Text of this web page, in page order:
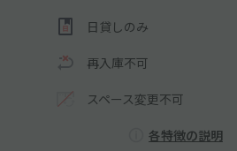
日貸しのみ
再入庫不可
スペース変更不可
各特徴の説明